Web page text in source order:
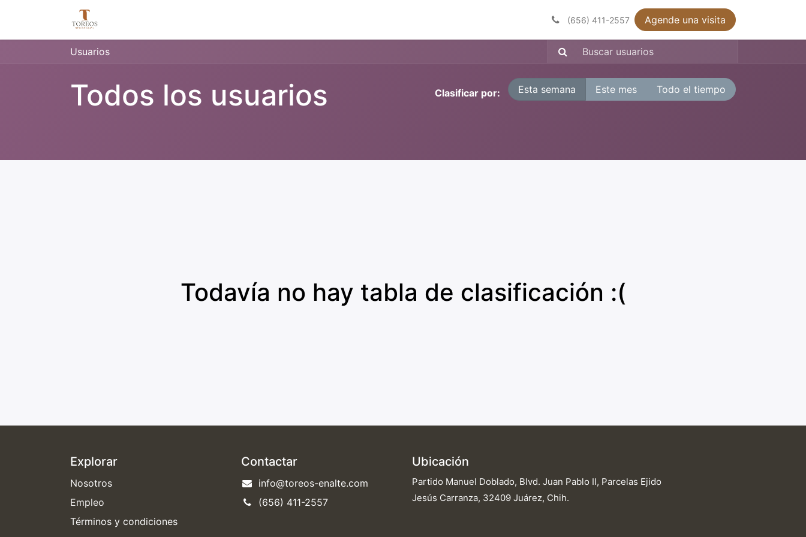
(656) 411-2557 Agende una visita
Usuarios
Todos los usuarios Clasificar por: Esta semana Este mes Todo el tiempo
Todavía no hay tabla de clasificación :(
Explorar
Nosotros
Empleo
Términos y condiciones
Contactar
info@toreos-enalte.com
(656) 411-2557
Ubicación
Partido Manuel Doblado, Blvd. Juan Pablo II, Parcelas Ejido
Jesús Carranza, 32409 Juárez, Chih.